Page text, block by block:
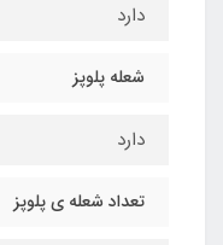
دارد
شعله پلوپز
دارد
تعداد شعله ی پلوپز